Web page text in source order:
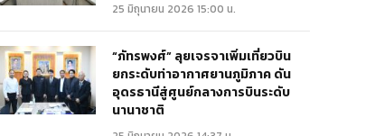
25 มิถุนายน 2026 15:00 น.
“ภัทรพงศ์” ลุยเจรจาเพิ่มเที่ยวบิน
ยกระดับท่าอากาศยานภูมิภาค ดัน
อุดรธานีสู่ศูนย์กลางการบินระดับ
นานาชาติ